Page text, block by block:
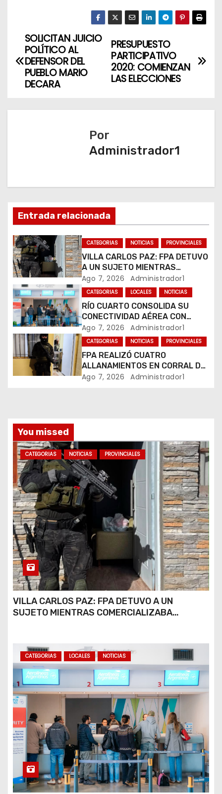
N
a
e
i
ó
n
d
e
e
n
t
r
a
a
s
PRESUPUESTO
PARTICIPATIVO
2020: COMIENZAN
LAS ELECCIONES
SOLICITAN JUICIO
POLÍTICO AL
DEFENSOR DEL
PUEBLO MARIO
DECARA
Por
Administrador1
Entrada relacionada
CATEGORIAS NOTICIAS PROVINCIALES
VILLA CARLOS PAZ: FPA DETUVO
A UN SUJETO MIENTRAS
COMERCIALIZABA COCAÍNA Y
MARIHUANA EN UNA PLAZA
Ago 7, 2026 Administrador1
CATEGORIAS LOCALES NOTICIAS
RÍO CUARTO CONSOLIDA SU
CONECTIVIDAD AÉREA CON
CUATRO VUELOS SEMANALES A
BUENOS AIRES
Ago 7, 2026 Administrador1
CATEGORIAS NOTICIAS PROVINCIALES
FPA REALIZÓ CUATRO
ALLANAMIENTOS EN CORRAL DE
BUSTOS-IFFLINGER
Ago 7, 2026 Administrador1
You missed
CATEGORIAS NOTICIAS PROVINCIALES
VILLA CARLOS PAZ: FPA DETUVO A UN
SUJETO MIENTRAS COMERCIALIZABA
CATEGORIAS LOCALES NOTICIAS